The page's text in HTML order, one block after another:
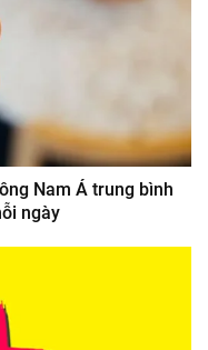
Nam Á trung bình
ngày